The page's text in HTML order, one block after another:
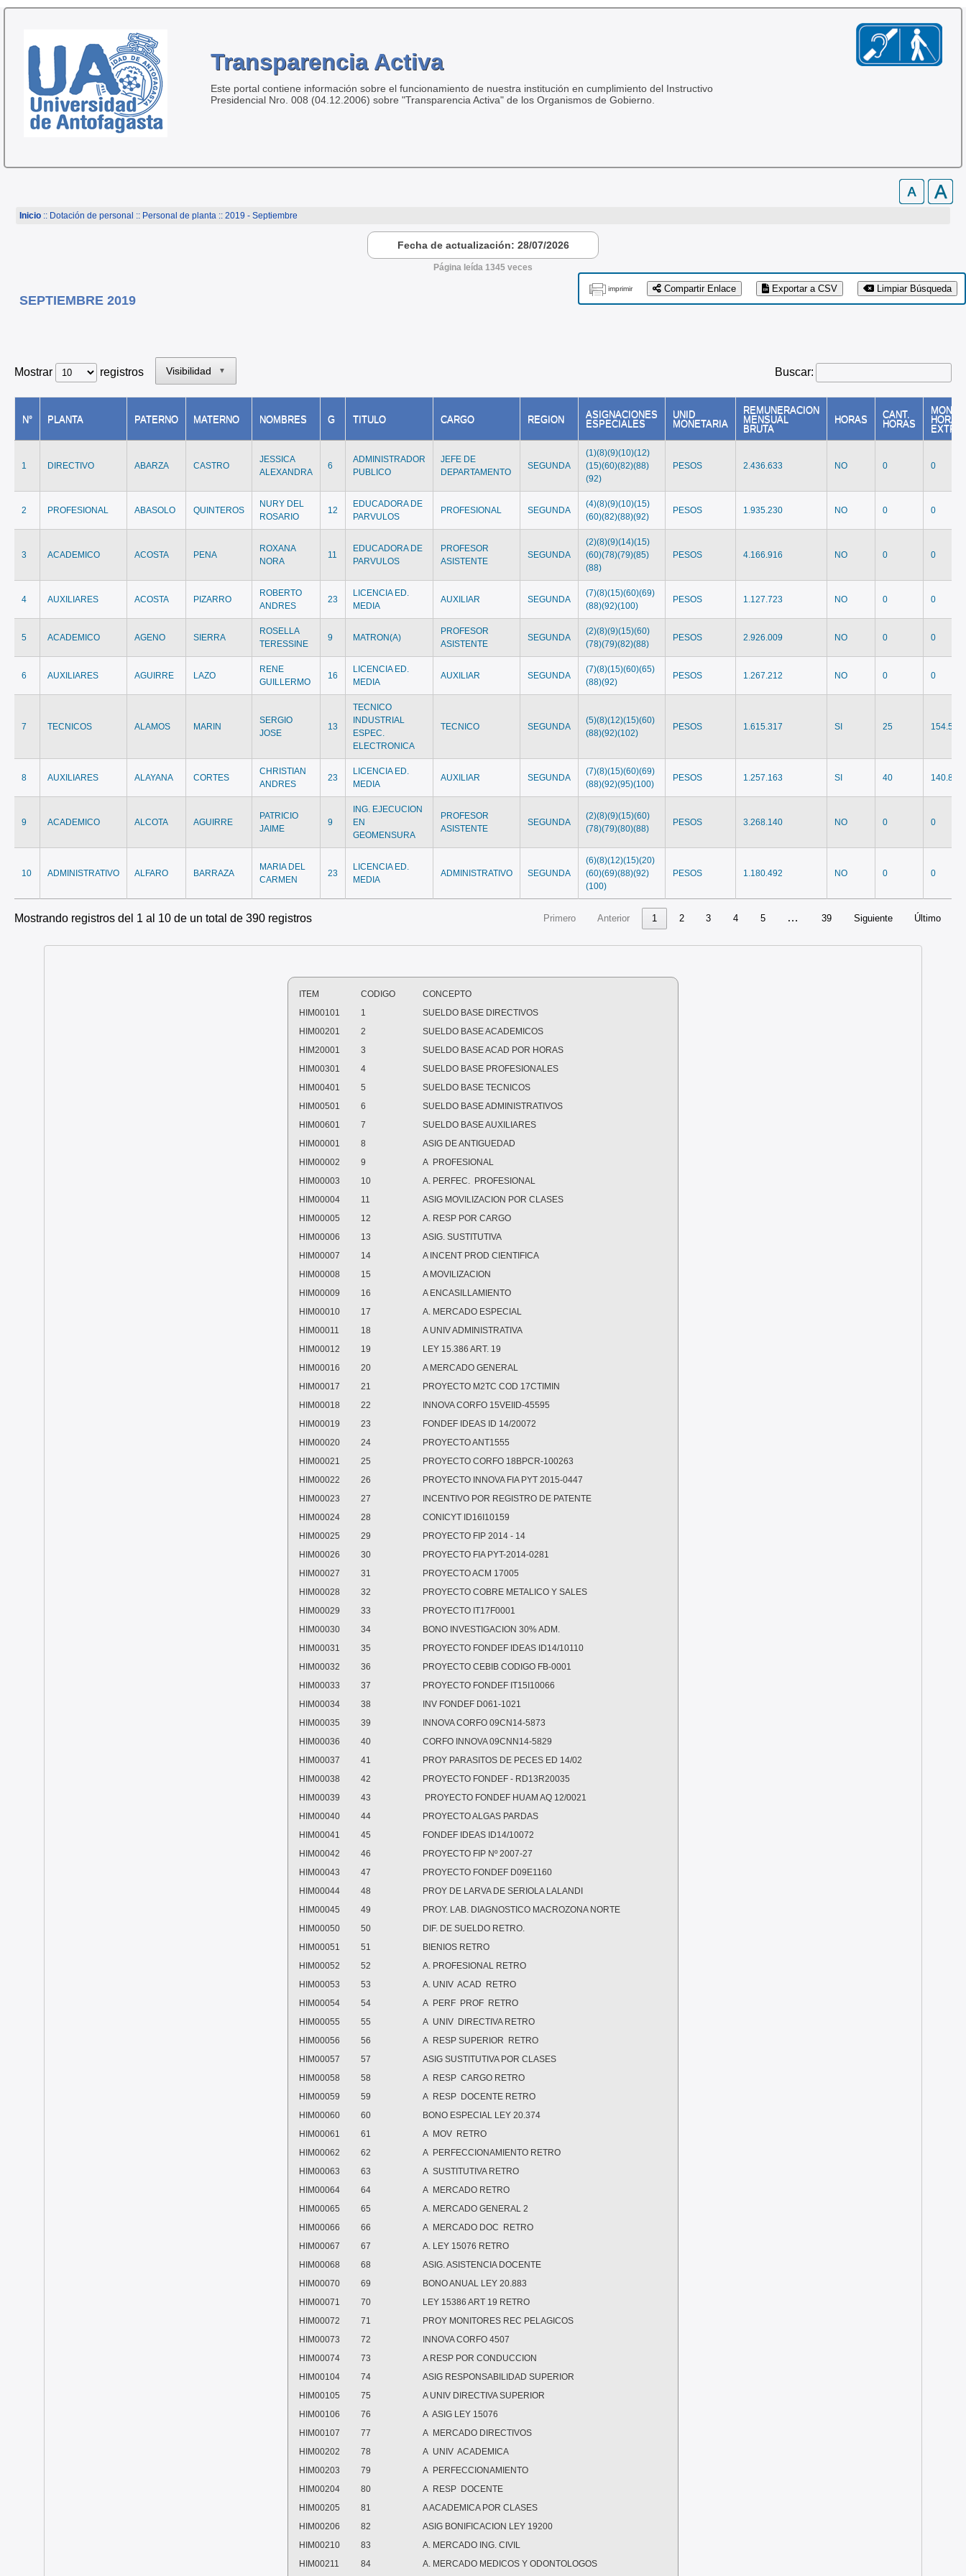
Transparencia Activa
Este portal contiene información sobre el funcionamiento de nuestra institución en cumplimiento del Instructivo
Presidencial Nro. 008 (04.12.2006) sobre "Transparencia Activa" de los Organismos de Gobierno.
Inicio:: Dotación de personal :: Personal de planta:: 2019 - Septiembre
Fecha de actualización: 28/07/2026
Página leída 1345 veces
Limpiar Búsqueda
Exportar a CSV
Compartir Enlace
imprimir
SEPTIEMBRE 2019
Mostrar registros Visibilidad ▼ Buscar:
N° PLANTA PATERNO MATERNO NOMBRES G TITULO CARGO REGION
ASIGNACIONES
ESPECIALES
UNID
MONETARIA
REMUNERACION
MENSUAL
BRUTA
HORAS
CANT.
HORAS
MONTO
HORAS
1 DIRECTIVO ABARZA CASTRO
JESSICA
ALEXANDRA
6
ADMINISTRADOR
PUBLICO
JEFE DE
DEPARTAMENTO
SEGUNDA
(1)(8)(9)(10)(12)
(15)(60)(82)(88)
(92)
PESOS 2.436.633 NO 0 0
2 PROFESIONAL ABASOLO QUINTEROS
NURY DEL
ROSARIO
12
EDUCADORA DE
PARVULOS
PROFESIONAL SEGUNDA
(4)(8)(9)(10)(15)
(60)(82)(88)(92)
PESOS 1.935.230 NO 0 0
3 ACADEMICO ACOSTA PENA
ROXANA
NORA
11
EDUCADORA DE
PARVULOS
PROFESOR
ASISTENTE
SEGUNDA
(2)(8)(9)(14)(15)
(60)(78)(79)(85)
(88)
PESOS 4.166.916 NO 0 0
4 AUXILIARES ACOSTA PIZARRO
ROBERTO
ANDRES
23
LICENCIA ED.
MEDIA
AUXILIAR SEGUNDA
(7)(8)(15)(60)(69)
(88)(92)(100)
PESOS 1.127.723 NO 0 0
5 ACADEMICO AGENO SIERRA
ROSELLA
TERESSINE
9 MATRON(A)
PROFESOR
ASISTENTE
SEGUNDA
(2)(8)(9)(15)(60)
(78)(79)(82)(88)
PESOS 2.926.009 NO 0 0
6 AUXILIARES AGUIRRE LAZO
RENE
GUILLERMO
16
LICENCIA ED.
MEDIA
AUXILIAR SEGUNDA
(7)(8)(15)(60)(65)
(88)(92)
PESOS 1.267.212 NO 0 0
7 TECNICOS ALAMOS MARIN
SERGIO
JOSE
13
TECNICO
INDUSTRIAL
ESPEC.
ELECTRONICA
TECNICO SEGUNDA
(5)(8)(12)(15)(60)
(88)(92)(102)
PESOS 1.615.317 SI 25 154.586
8 AUXILIARES ALAYANA CORTES
CHRISTIAN
ANDRES
23
LICENCIA ED.
MEDIA
AUXILIAR SEGUNDA
(7)(8)(15)(60)(69)
(88)(92)(95)(100)
PESOS 1.257.163 SI 40 140.846
9 ACADEMICO ALCOTA AGUIRRE
PATRICIO
JAIME
9
ING. EJECUCION
EN
GEOMENSURA
PROFESOR
ASISTENTE
SEGUNDA
(2)(8)(9)(15)(60)
(78)(79)(80)(88)
PESOS 3.268.140 NO 0 0
10 ADMINISTRATIVO ALFARO BARRAZA
MARIA DEL
CARMEN
23
LICENCIA ED.
MEDIA
ADMINISTRATIVO SEGUNDA
(6)(8)(12)(15)(20)
(60)(69)(88)(92)
(100)
PESOS 1.180.492 NO 0 0
Mostrando registros del 1 al 10 de un total de 390 registros Primero Anterior 1 2 3 4 5 … 39 Siguiente Último
ITEM CODIGO
CONCEPTO
HIM00101
1
SUELDO BASE DIRECTIVOS
HIM00201
2
SUELDO BASE ACADEMICOS
HIM20001
3
SUELDO BASE ACAD POR HORAS
HIM00301
4
SUELDO BASE PROFESIONALES
HIM00401
5
SUELDO BASE TECNICOS
HIM00501
6
SUELDO BASE ADMINISTRATIVOS
HIM00601
7
SUELDO BASE AUXILIARES
HIM00001
8
ASIG DE ANTIGUEDAD
HIM00002
9
A PROFESIONAL
HIM00003
10
A. PERFEC. PROFESIONAL
HIM00004
11
ASIG MOVILIZACION POR CLASES
HIM00005
12
A. RESP POR CARGO
HIM00006
13
ASIG. SUSTITUTIVA
HIM00007
14
A INCENT PROD CIENTIFICA
HIM00008
15
A MOVILIZACION
HIM00009
16
A ENCASILLAMIENTO
HIM00010
17
A. MERCADO ESPECIAL
HIM00011
18
A UNIV ADMINISTRATIVA
HIM00012
19
LEY 15.386 ART. 19
HIM00016
20
A MERCADO GENERAL
HIM00017
21
PROYECTO M2TC COD 17CTIMIN
HIM00018
22
INNOVA CORFO 15VEIID-45595
HIM00019
23
FONDEF IDEAS ID 14/20072
HIM00020
24
PROYECTO ANT1555
HIM00021
25
PROYECTO CORFO 18BPCR-100263
HIM00022
26
PROYECTO INNOVA FIA PYT 2015-0447
HIM00023
27
INCENTIVO POR REGISTRO DE PATENTE
HIM00024
28
CONICYT ID16I10159
HIM00025
29
PROYECTO FIP 2014 - 14
HIM00026
30
PROYECTO FIA PYT-2014-0281
HIM00027
31
PROYECTO ACM 17005
HIM00028
32
PROYECTO COBRE METALICO Y SALES
HIM00029
33
PROYECTO IT17F0001
HIM00030
34
BONO INVESTIGACION 30% ADM.
HIM00031
35
PROYECTO FONDEF IDEAS ID14/10110
HIM00032
36
PROYECTO CEBIB CODIGO FB-0001
HIM00033
37
PROYECTO FONDEF IT15I10066
HIM00034
38
INV FONDEF D061-1021
HIM00035
39
INNOVA CORFO 09CN14-5873
HIM00036
40
CORFO INNOVA 09CNN14-5829
HIM00037
41
PROY PARASITOS DE PECES ED 14/02
HIM00038
42
PROYECTO FONDEF - RD13R20035
HIM00039
43
PROYECTO FONDEF HUAM AQ 12/0021
HIM00040
44
PROYECTO ALGAS PARDAS
HIM00041
45
FONDEF IDEAS ID14/10072
HIM00042
46
PROYECTO FIP Nº 2007-27
HIM00043
47
PROYECTO FONDEF D09E1160
HIM00044
48
PROY DE LARVA DE SERIOLA LALANDI
HIM00045
49
PROY. LAB. DIAGNOSTICO MACROZONA NORTE
HIM00050
50
DIF. DE SUELDO RETRO.
HIM00051
51
BIENIOS RETRO
HIM00052
52
A. PROFESIONAL RETRO
HIM00053
53
A. UNIV ACAD RETRO
HIM00054
54
A PERF PROF RETRO
HIM00055
55
A UNIV DIRECTIVA RETRO
HIM00056
56
A RESP SUPERIOR RETRO
HIM00057
57
ASIG SUSTITUTIVA POR CLASES
HIM00058
58
A RESP CARGO RETRO
HIM00059
59
A RESP DOCENTE RETRO
HIM00060
60
BONO ESPECIAL LEY 20.374
HIM00061
61
A MOV RETRO
HIM00062
62
A PERFECCIONAMIENTO RETRO
HIM00063
63
A SUSTITUTIVA RETRO
HIM00064
64
A MERCADO RETRO
HIM00065
65
A. MERCADO GENERAL 2
HIM00066
66
A MERCADO DOC RETRO
HIM00067
67
A. LEY 15076 RETRO
HIM00068
68
ASIG. ASISTENCIA DOCENTE
HIM00070
69
BONO ANUAL LEY 20.883
HIM00071
70
LEY 15386 ART 19 RETRO
HIM00072
71
PROY MONITORES REC PELAGICOS
HIM00073
72
INNOVA CORFO 4507
HIM00074
73
A RESP POR CONDUCCION
HIM00104
74
ASIG RESPONSABILIDAD SUPERIOR
HIM00105
75
A UNIV DIRECTIVA SUPERIOR
HIM00106
76
A ASIG LEY 15076
HIM00107
77
A MERCADO DIRECTIVOS
HIM00202
78
A UNIV ACADEMICA
HIM00203
79
A PERFECCIONAMIENTO
HIM00204
80
A RESP DOCENTE
HIM00205
81
A ACADEMICA POR CLASES
HIM00206
82
ASIG BONIFICACION LEY 19200
HIM00210
83
A. MERCADO ING. CIVIL
HIM00211
84 A. MERCADO MEDICOS Y ODONTOLOGOS